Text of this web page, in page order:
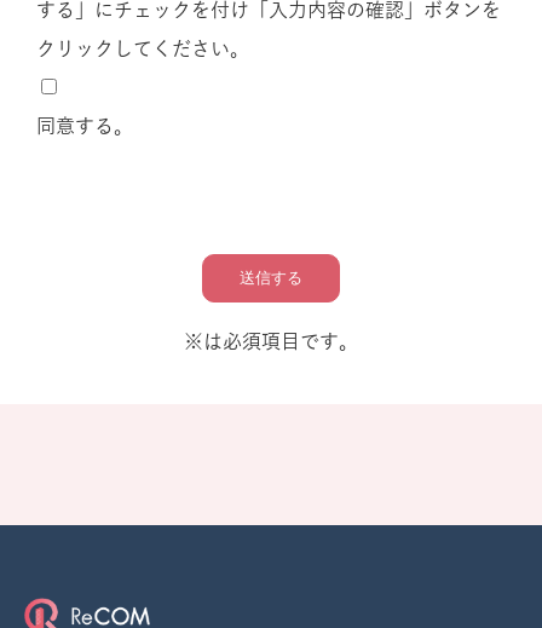
する」にチェックを付け「入力内容の確認」ボタンを
クリックしてください。
同意する。
送信する
※は必須項目です。